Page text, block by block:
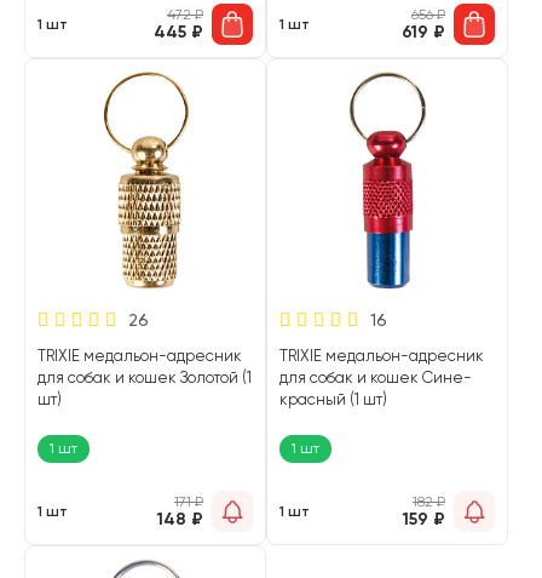
1 шт
472₽
445 ₽ 1 шт
656₽
619 ₽
26
TRIXIE медальон-адресник
для собак и кошек Золотой (1
шт)
1 шт
1 шт
171₽
148 ₽
16
TRIXIE медальон-адресник
для собак и кошек Сине-
красный (1 шт)
1 шт
1 шт
182₽
159 ₽